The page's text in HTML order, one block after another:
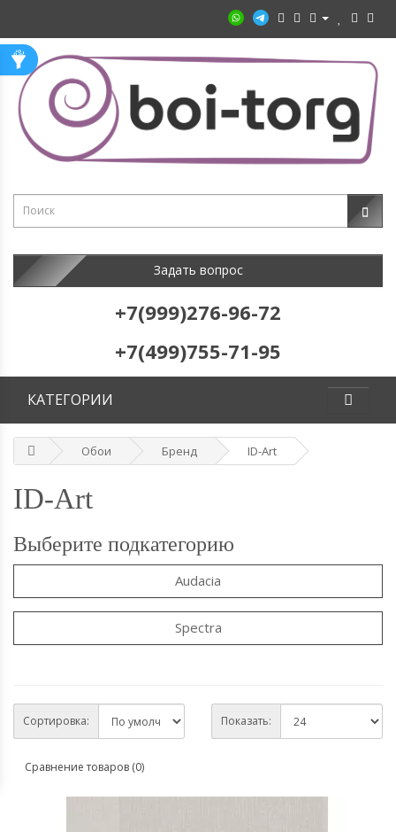
Задать вопрос
+7(999)276-96-72
+7(499)755-71-95
КАТЕГОРИИ
Обои Бренд ID-Art
ID-Art
Выберите подкатегорию
Audacia
Spectra
Сортировка: Показать:
Сравнение товаров (0)